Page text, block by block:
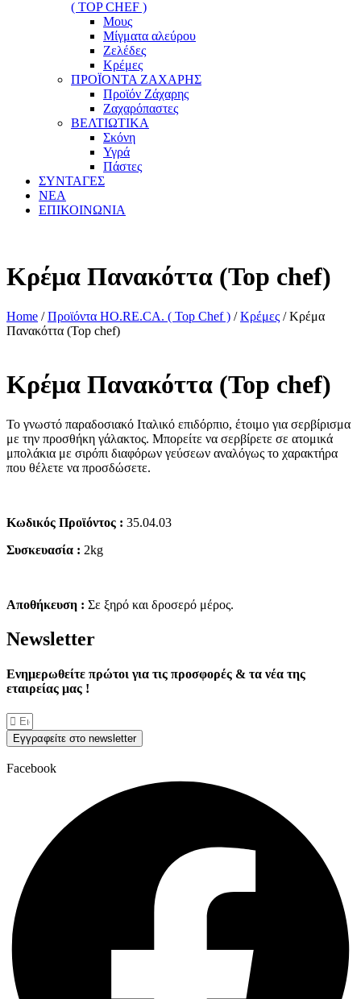
( TOP CHEF )
Μους
Μίγματα αλεύρου
Ζελέδες
Κρέμες
ΠΡΟΪΟΝΤΑ ΖΑΧΑΡΗΣ
Προϊόν Ζάχαρης
Ζαχαρόπαστες
ΒΕΛΤΙΩΤΙΚΑ
Σκόνη
Υγρά
Πάστες
ΣΥΝΤΑΓΕΣ
ΝΕΑ
ΕΠΙΚΟΙΝΩΝΙΑ
Κρέμα Πανακόττα (Top chef)
Home /Προϊόντα HO.RE.CA. ( Top Chef ) /Κρέμες / Κρέμα
Πανακόττα (Top chef)
Κρέμα Πανακόττα (Top chef)
Το γνωστό παραδοσιακό Ιταλικό επιδόρπιο, έτοιμο για σερβίρισμα
με την προσθήκη γάλακτος. Μπορείτε να σερβίρετε σε ατομικά
μπολάκια με σιρόπι διαφόρων γεύσεων αναλόγως το χαρακτήρα
που θέλετε να προσδώσετε.
Κωδικός Προϊόντος : 35.04.03
Συσκευασία : 2kg
Αποθήκευση : Σε ξηρό και δροσερό μέρος.
Νewsletter
Ενημερωθείτε πρώτοι για τις προσφορές & τα νέα της
εταιρείας μας !
Εγγραφείτε στο newsletter
Facebook